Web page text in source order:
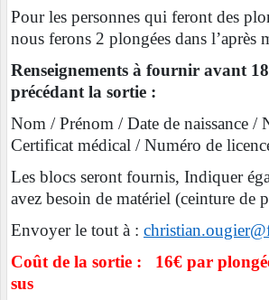
Pour les personnes qui feront des
nous ferons 2 plongées dans l’après
Renseignements à fournir avant
précédant la sortie :
Nom / Prénom / Date de naissance /
Certificat médical / Numéro de
Les blocs seront fournis, Indiquer
avez besoin de matériel (ceinture
Envoyer le tout à :
Coût de la sortie : 16€ par
sus